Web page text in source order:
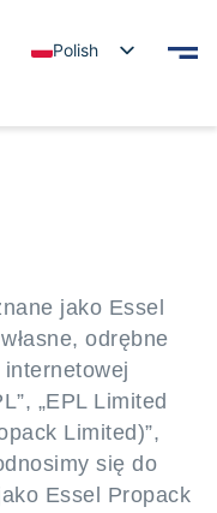
Polish
jako Essel
odrębne
„EPL Limited
Limited)”,
się do
Essel Propack